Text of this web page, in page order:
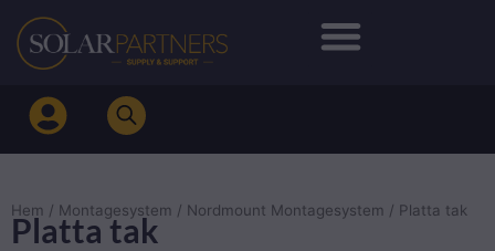
Hoppa
innehåll
Hem / Montagesystem / Nordmount Montagesystem / Platta tak
Platta tak